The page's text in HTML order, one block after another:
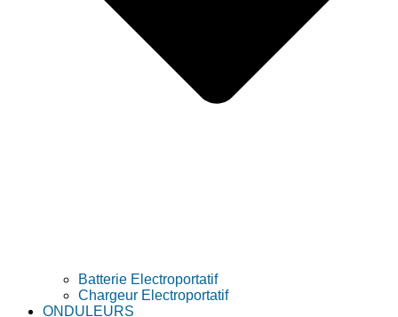
Batterie Electroportatif
Chargeur Electroportatif
ONDULEURS